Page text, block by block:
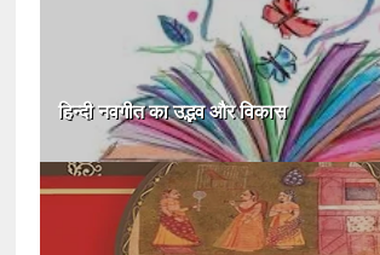
हिन्दी नवगीत का उद्भव और विकास